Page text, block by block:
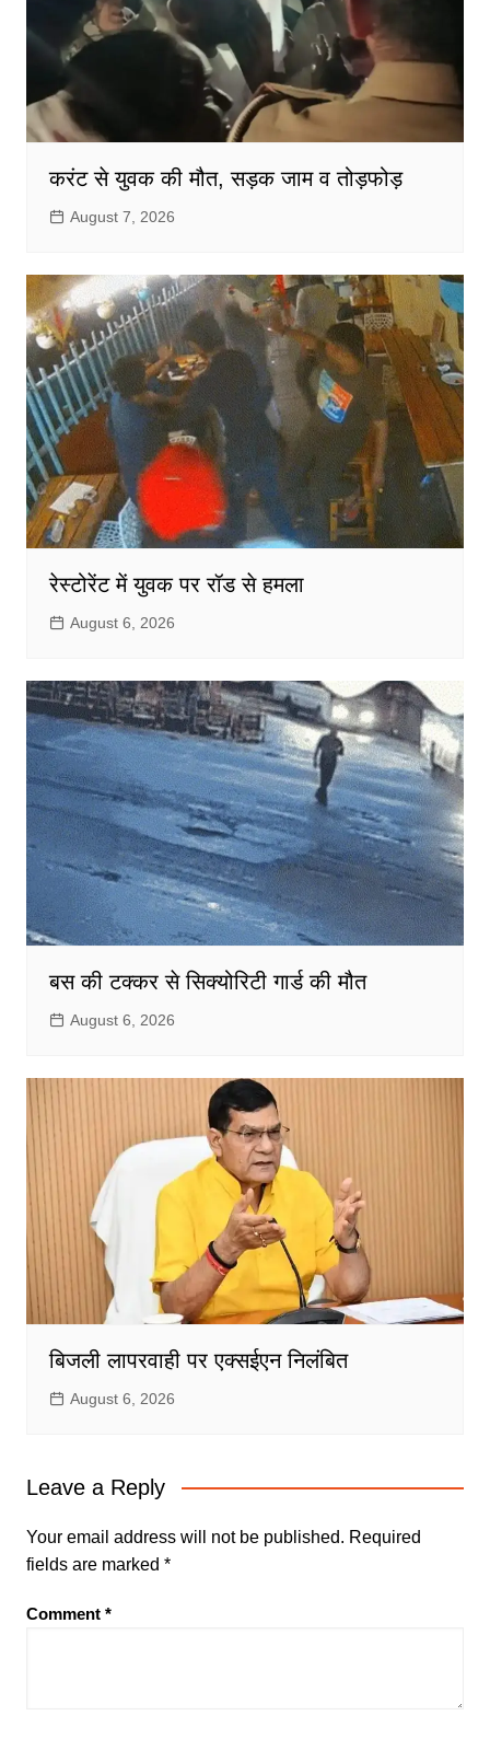
करंट से युवक की मौत, सड़क जाम व तोड़फोड़
August 7, 2026
रेस्टोरेंट में युवक पर रॉड से हमला
August 6, 2026
बस की टक्कर से सिक्योरिटी गार्ड की मौत
August 6, 2026
बिजली लापरवाही पर एक्सईएन निलंबित
August 6, 2026
Leave a Reply
Your email address will not be published. Required
fields are marked *
Comment *